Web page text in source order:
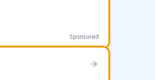
Sponsored